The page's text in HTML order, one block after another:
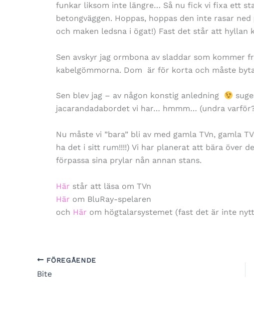
funkar liksom inte längre… Så nu fick vi fixa ett
betongväggen. Hoppas, hoppas den inte rasar
och maken ledsna i ögat!) Fast det står att hyllan
Sen avskyr jag ormbona av sladdar som
kabelgömmorna. Dom är för korta och måste
Sen blev jag – av någon konstig anledning
jacarandadabordet vi har… hmmm… (undra
Nu måste vi ”bara” bli av med gamla TVn, gamla
ha det i sitt rum!!!!) Vi har planerat att bära över
förpassa sina prylar nån annan stans.
Här står att läsa om TVn
Här om BluRay-spelaren
och Här om högtalarsystemet (fast det är inte
FÖREGÅENDE
Bite